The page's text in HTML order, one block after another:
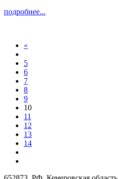
подробнее...
«
5
6
7
8
9
10
11
12
13
14